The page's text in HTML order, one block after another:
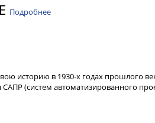
Подробнее
историю в 1930-х годах прошлого
(систем автоматизированного